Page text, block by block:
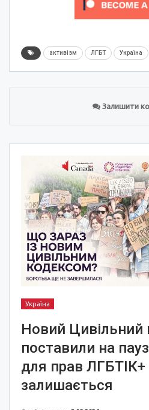
активізм ЛГБТ Україна
Залишити
Україна
Новий Цивільний
поставили на
для прав
залишається